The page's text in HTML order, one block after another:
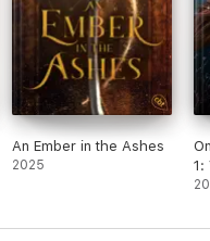
An Ember in the Ashes
2025
1: